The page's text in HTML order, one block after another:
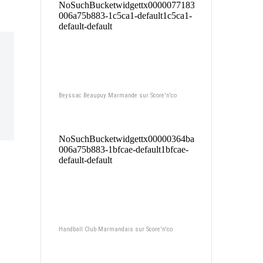
Beyssac Beaupuy Marmande sur Score'n'co
Handball Club Marmandais sur Score'n'co